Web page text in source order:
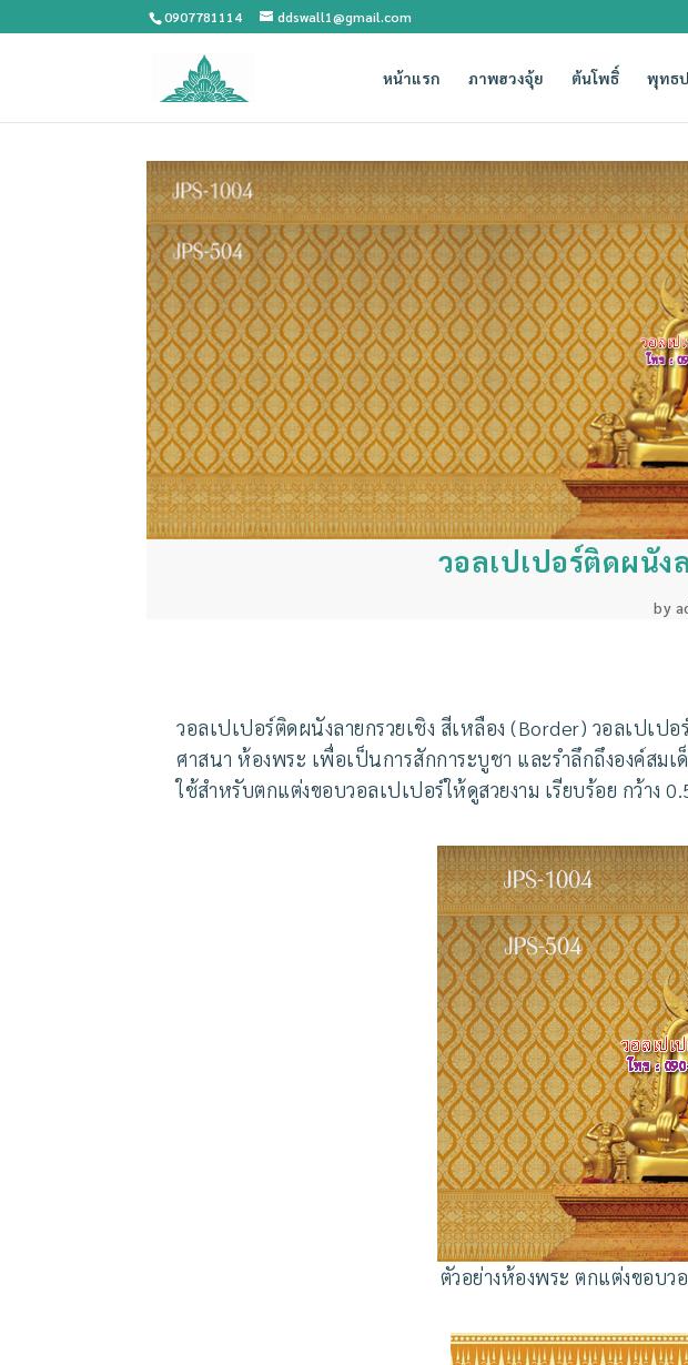
0907781114 ddswall1@gmail.com
หน้าแรก ภาพฮวงจุ้ย ต้นโพธิ์ พุทธ
วอลเปเปอร์ติดผนัง
by
วอลเปเปอร์ติดผนังลายกรวยเชิง สีเหลือง (Border) วอลเปเปอ
ศาสนา ห้องพระ เพื่อเป็นการสักการะบูชา และรำลึกถึงองค์สม
ใช้สำหรับตกแต่งขอบวอลเปเปอร์ให้ดูสวยงาม เรียบร้อย กว้า
ตัวอย่างห้องพระ ตกแต่งขอบว